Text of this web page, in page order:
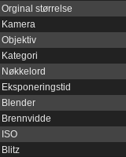
Orginal størrelse
Kamera
Objektiv
Kategori
Nøkkelord
Eksponeringstid
Blender
Brennvidde
ISO
Blitz